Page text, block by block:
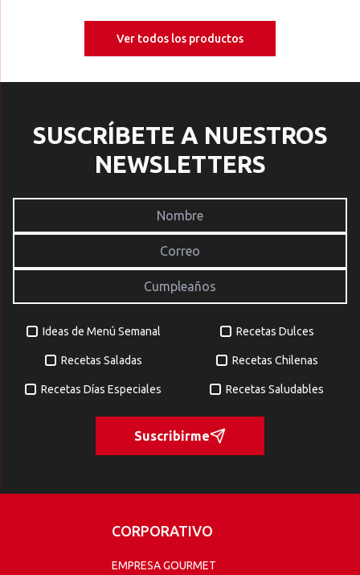
Ver todos los productos
SUSCRÍBETE A NUESTROS
NEWSLETTERS
Ideas de Menú Semanal Recetas Dulces
Recetas Saladas Recetas Chilenas
Recetas Días Especiales Recetas Saludables
Suscribirme
CORPORATIVO
EMPRESA GOURMET